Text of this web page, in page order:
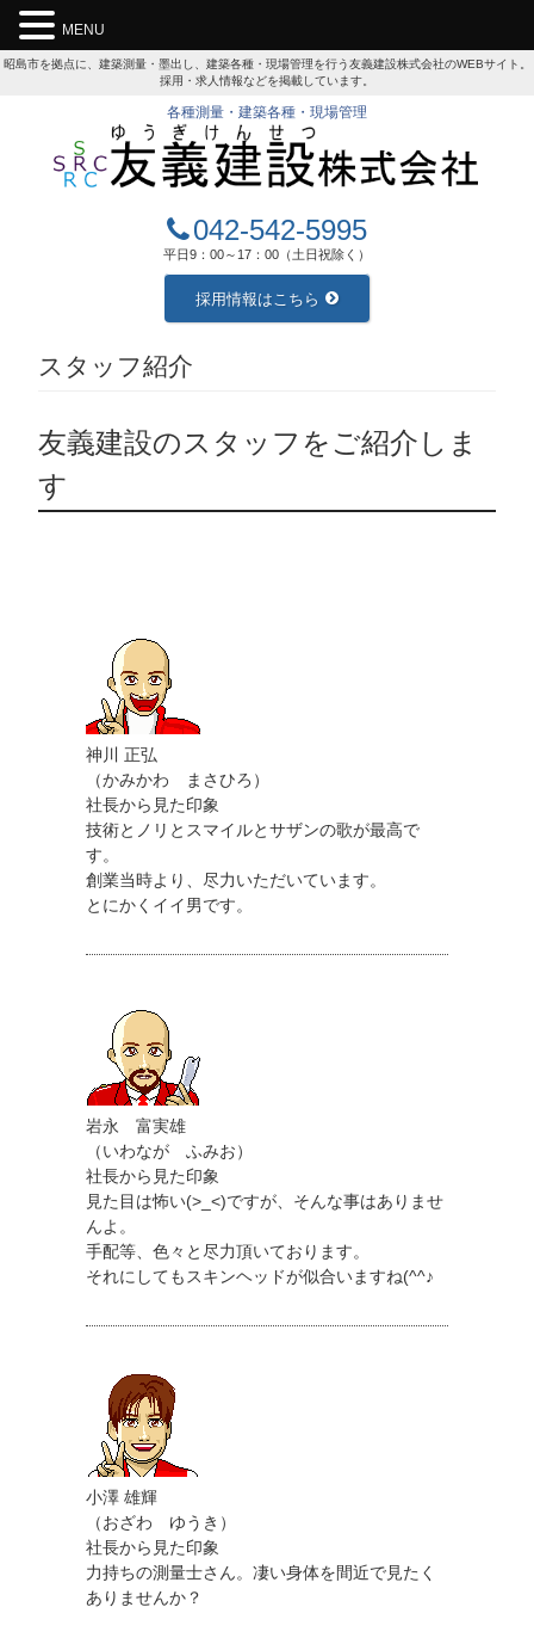
昭島市を拠点に、建築測量・墨出し、建築各種・現場管理を行う友義建設株式会社のWEBサイト。
採用・求人情報などを掲載しています。
各種測量・建築各種・現場管理
042-542-5995
平日9：00～17：00（土日祝除く）
採用情報はこちら
スタッフ紹介
友義建設のスタッフをご紹介しま
す
神川 正弘
（かみかわ まさひろ）
社長から見た印象
技術とノリとスマイルとサザンの歌が最高で
す。
創業当時より、尽力いただいています。
とにかくイイ男です。
岩永 富実雄
（いわなが ふみお）
社長から見た印象
見た目は怖い(>_<)ですが、そんな事はありませ
んよ。
手配等、色々と尽力頂いております。
それにしてもスキンヘッドが似合いますね(^^♪
小澤 雄輝
（おざわ ゆうき）
社長から見た印象
力持ちの測量士さん。凄い身体を間近で見たく
ありませんか？
MENU